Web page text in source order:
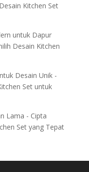
Kitchen Set
untuk Dapur
Desain Kitchen
Desain Unik -
Set untuk
Lama - Cipta
Set yang Tepat